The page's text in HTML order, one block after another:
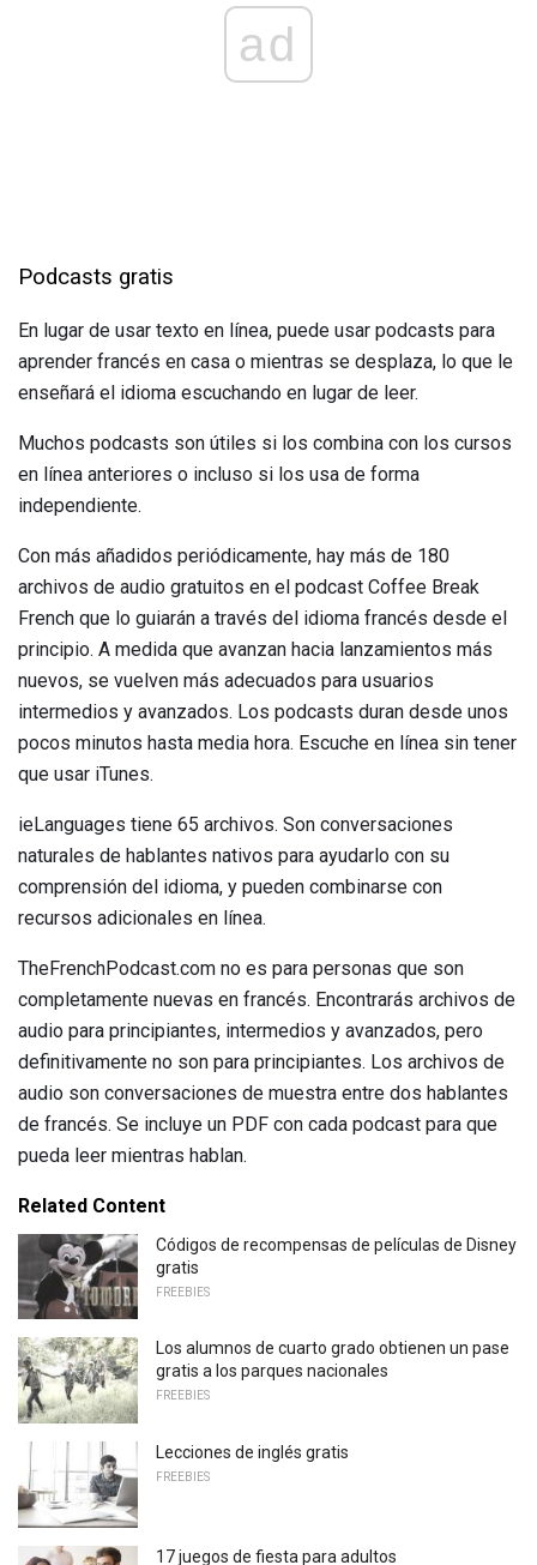
ad
Podcasts gratis
En lugar de usar texto en línea, puede usar podcasts para
aprender francés en casa o mientras se desplaza, lo que le
enseñará el idioma escuchando en lugar de leer.
Muchos podcasts son útiles si los combina con los cursos
en línea anteriores o incluso si los usa de forma
independiente.
Con más añadidos periódicamente, hay más de 180
archivos de audio gratuitos en el podcast Coffee Break
French que lo guiarán a través del idioma francés desde el
principio. A medida que avanzan hacia lanzamientos más
nuevos, se vuelven más adecuados para usuarios
intermedios y avanzados. Los podcasts duran desde unos
pocos minutos hasta media hora. Escuche en línea sin tener
que usar iTunes.
ieLanguages ​​tiene 65 archivos. Son conversaciones
naturales de hablantes nativos para ayudarlo con su
comprensión del idioma, y ​​pueden combinarse con
recursos adicionales en línea.
TheFrenchPodcast.com no es para personas que son
completamente nuevas en francés. Encontrarás archivos de
audio para principiantes, intermedios y avanzados, pero
definitivamente no son para principiantes. Los archivos de
audio son conversaciones de muestra entre dos hablantes
de francés. Se incluye un PDF con cada podcast para que
pueda leer mientras hablan.
Related Content
Códigos de recompensas de películas de Disney
gratis
FREEBIES
Los alumnos de cuarto grado obtienen un pase
gratis a los parques nacionales
FREEBIES
Lecciones de inglés gratis
FREEBIES
17 juegos de fiesta para adultos